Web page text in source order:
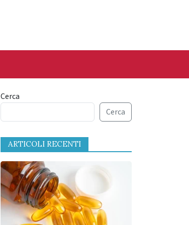
Cerca
Cerca
ARTICOLI RECENTI